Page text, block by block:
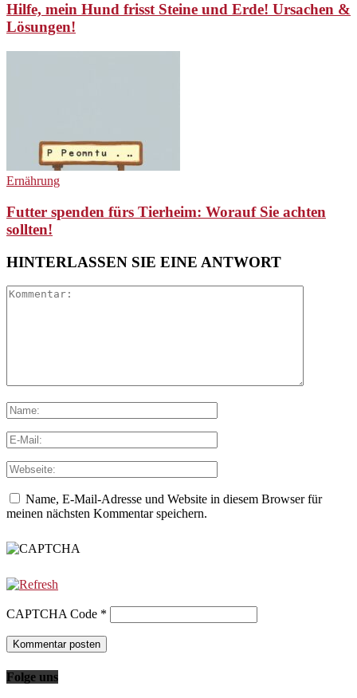
Hilfe, mein Hund frisst Steine und Erde! Ursachen &
Lösungen!
Ernährung
Futter spenden fürs Tierheim: Worauf Sie achten
sollten!
HINTERLASSEN SIE EINE ANTWORT
Name, E-Mail-Adresse und Website in diesem Browser für
meinen nächsten Kommentar speichern.
CAPTCHA Code *
Folge uns